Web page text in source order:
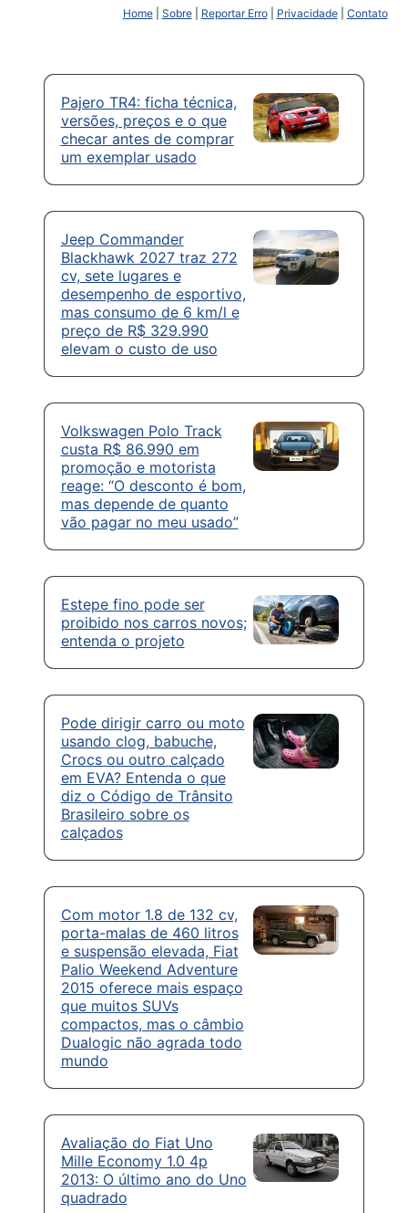
Home| Sobre| Reportar Erro| Privacidade| Contato
Pajero TR4: ficha técnica,
versões, preços e o que
checar antes de comprar
um exemplar usado
Jeep Commander
Blackhawk 2027 traz 272
cv, sete lugares e
desempenho de esportivo,
mas consumo de 6 km/l e
preço de R$ 329.990
elevam o custo de uso
Volkswagen Polo Track
custa R$ 86.990 em
promoção e motorista
reage: “O desconto é bom,
mas depende de quanto
vão pagar no meu usado”
Estepe fino pode ser
proibido nos carros novos;
entenda o projeto
Pode dirigir carro ou moto
usando clog, babuche,
Crocs ou outro calçado
em EVA? Entenda o que
diz o Código de Trânsito
Brasileiro sobre os
calçados
Com motor 1.8 de 132 cv,
porta-malas de 460 litros
e suspensão elevada, Fiat
Palio Weekend Adventure
2015 oferece mais espaço
que muitos SUVs
compactos, mas o câmbio
Dualogic não agrada todo
mundo
Avaliação do Fiat Uno
Mille Economy 1.0 4p
2013: O último ano do Uno
quadrado